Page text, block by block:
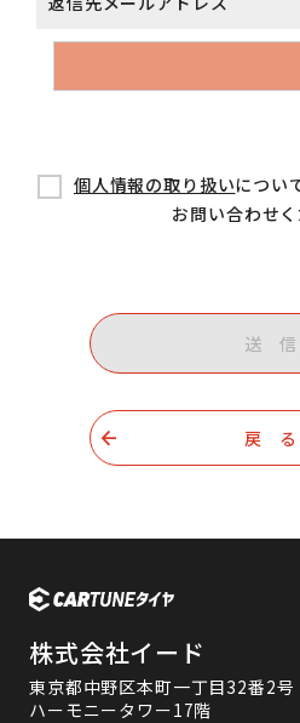
個人情報の取り扱いについ
お問い合わせく
送 信
戻 る
株式会社イード
東京都中野区本町一丁目32番2号
ハーモニータワー17階